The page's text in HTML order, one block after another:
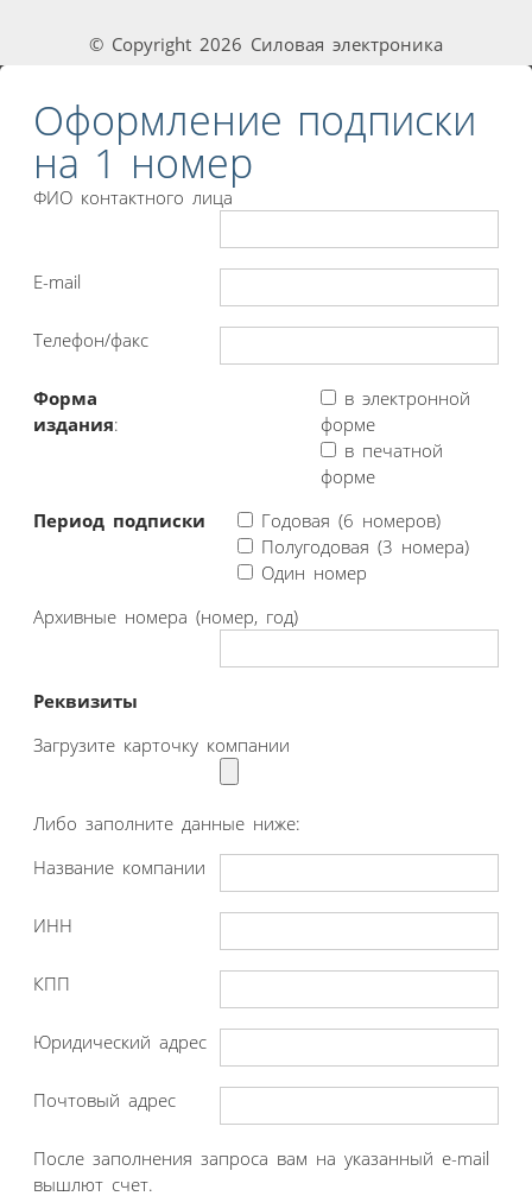
© Copyright 2026 Силовая электроника
Оформление подписки
на 1 номер
ФИО контактного лица
E-mail
Телефон/факс
Форма
издания:
в электронной
форме
в печатной
форме
Период подписки
Годовая (6 номеров)
Полугодовая (3 номера)
Один номер
Архивные номера (номер, год)
Реквизиты
Загрузите карточку компании
Либо заполните данные ниже:
Название компании
ИНН
КПП
Юридический адрес
Почтовый адрес
После заполнения запроса вам на указанный e-mail
вышлют счет.